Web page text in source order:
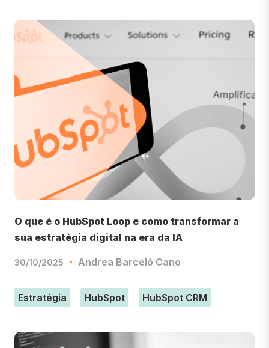
O que é o HubSpot Loop e como transformar a
sua estratégia digital na era da IA
30/10/2025 Andrea Barceló Cano
Estratégia HubSpot HubSpot CRM